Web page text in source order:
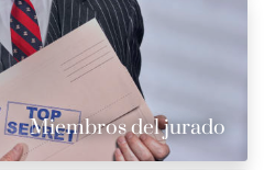
Miembros del jurado